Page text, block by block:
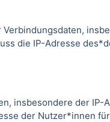
die IP-Adresse
insbesondere der
der Nutzer*innen